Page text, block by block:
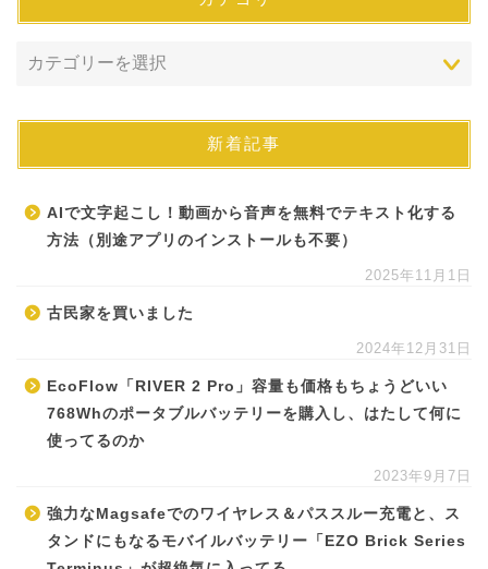
新着記事
AIで文字起こし！動画から音声を無料でテキスト化する
方法（別途アプリのインストールも不要）
2025年11月1日
古民家を買いました
2024年12月31日
EcoFlow「RIVER 2 Pro」容量も価格もちょうどいい
768Whのポータブルバッテリーを購入し、はたして何に
使ってるのか
2023年9月7日
強力なMagsafeでのワイヤレス＆パススルー充電と、ス
タンドにもなるモバイルバッテリー「EZO Brick Series